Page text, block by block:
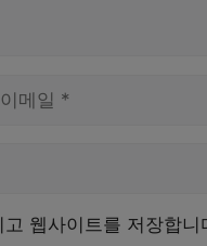
웹사이트를 저장합니